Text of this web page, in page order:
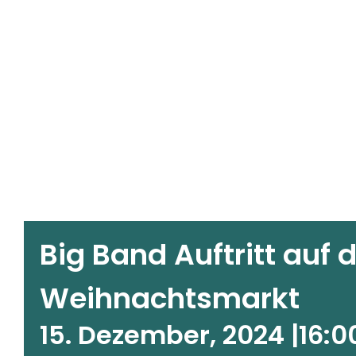
Big Band Auftritt auf
Weihnachtsmarkt
15. Dezember, 2024